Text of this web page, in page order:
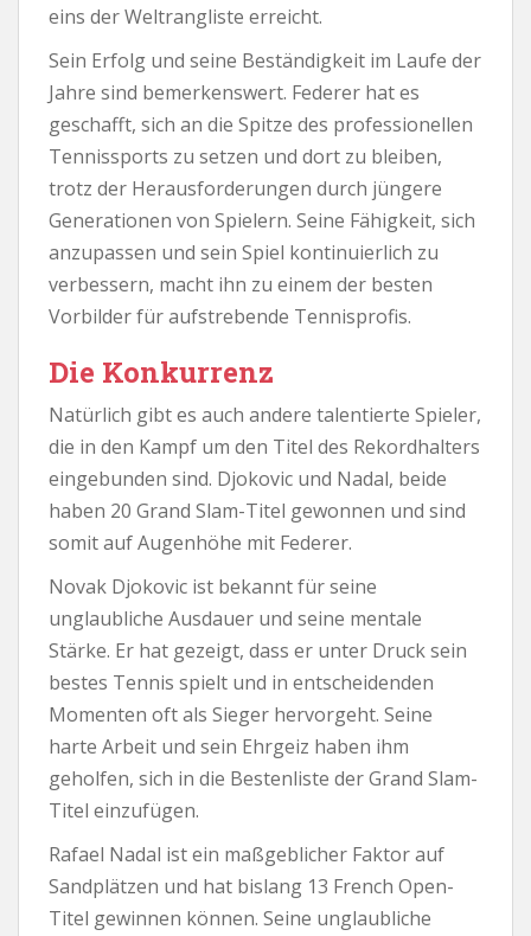
eins der Weltrangliste erreicht.
Sein Erfolg und seine Beständigkeit im Laufe der
Jahre sind bemerkenswert. Federer hat es
geschafft, sich an die Spitze des professionellen
Tennissports zu setzen und dort zu bleiben,
trotz der Herausforderungen durch jüngere
Generationen von Spielern. Seine Fähigkeit, sich
anzupassen und sein Spiel kontinuierlich zu
verbessern, macht ihn zu einem der besten
Vorbilder für aufstrebende Tennisprofis.
Die Konkurrenz
Natürlich gibt es auch andere talentierte Spieler,
die in den Kampf um den Titel des Rekordhalters
eingebunden sind. Djokovic und Nadal, beide
haben 20 Grand Slam-Titel gewonnen und sind
somit auf Augenhöhe mit Federer.
Novak Djokovic ist bekannt für seine
unglaubliche Ausdauer und seine mentale
Stärke. Er hat gezeigt, dass er unter Druck sein
bestes Tennis spielt und in entscheidenden
Momenten oft als Sieger hervorgeht. Seine
harte Arbeit und sein Ehrgeiz haben ihm
geholfen, sich in die Bestenliste der Grand Slam-
Titel einzufügen.
Rafael Nadal ist ein maßgeblicher Faktor auf
Sandplätzen und hat bislang 13 French Open-
Titel gewinnen können. Seine unglaubliche